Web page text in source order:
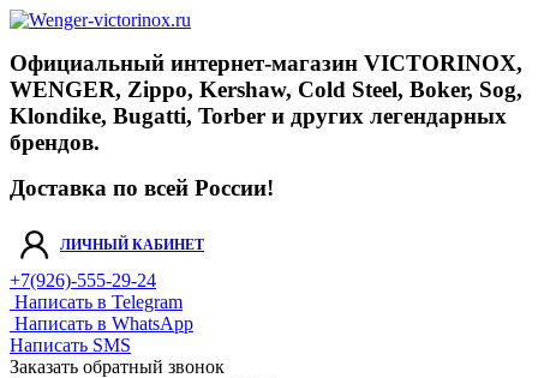
Официальный интернет-магазин VICTORINOX,
WENGER, Zippo, Kershaw, Cold Steel, Boker, Sog,
Klondike, Bugatti, Torber и других легендарных
брендов.
Доставка по всей России!
ЛИЧНЫЙ КАБИНЕТ
+7(926)-555-29-24
Написать в Telegram
Написать в WhatsApp
Написать SMS
Заказать обратный звонок